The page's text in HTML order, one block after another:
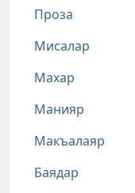
Проза
Мисалар
Махар
Манияр
Макъалаяр
Баядар